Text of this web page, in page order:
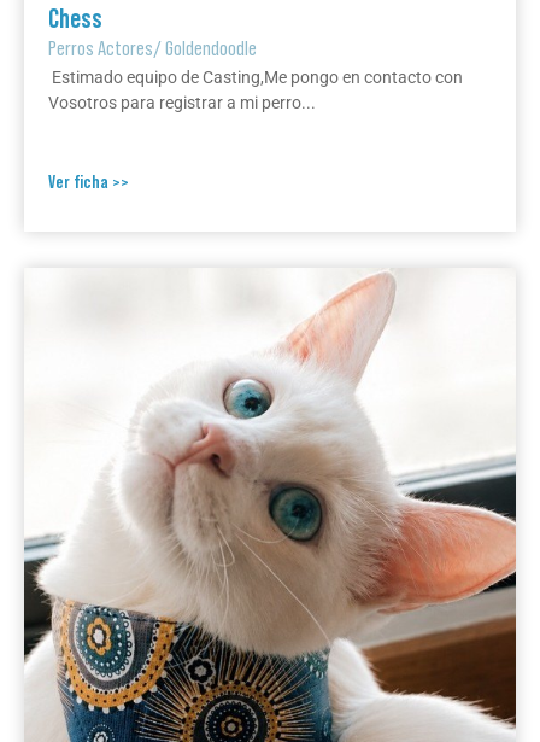
Chess
Perros Actores/Goldendoodle
Estimado equipo de Casting,Me pongo en contacto con
Vosotros para registrar a mi perro...
Ver ficha >>